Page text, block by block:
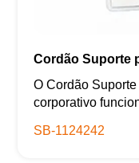
Cordão Suporte
O Cordão
corporativo
SB-1124242